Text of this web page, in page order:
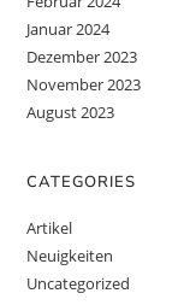
Januar 2024
Dezember 2023
November 2023
August 2023
CATEGORIES
Artikel
Neuigkeiten
Uncategorized